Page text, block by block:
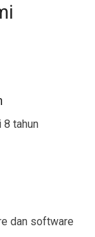
8 tahun
dan software